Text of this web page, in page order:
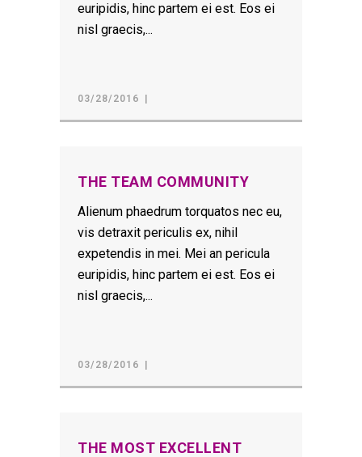
euripidis, hinc partem ei est. Eos ei
nisl graecis,...
03/28/2016
THE TEAM COMMUNITY
Alienum phaedrum torquatos nec eu,
vis detraxit periculis ex, nihil
expetendis in mei. Mei an pericula
euripidis, hinc partem ei est. Eos ei
nisl graecis,...
03/28/2016
THE MOST EXCELLENT